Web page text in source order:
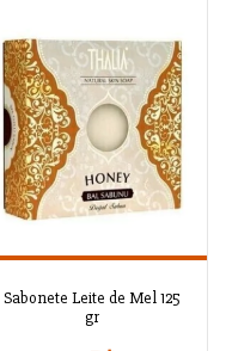
Sabonete Leite de Mel 125
gr